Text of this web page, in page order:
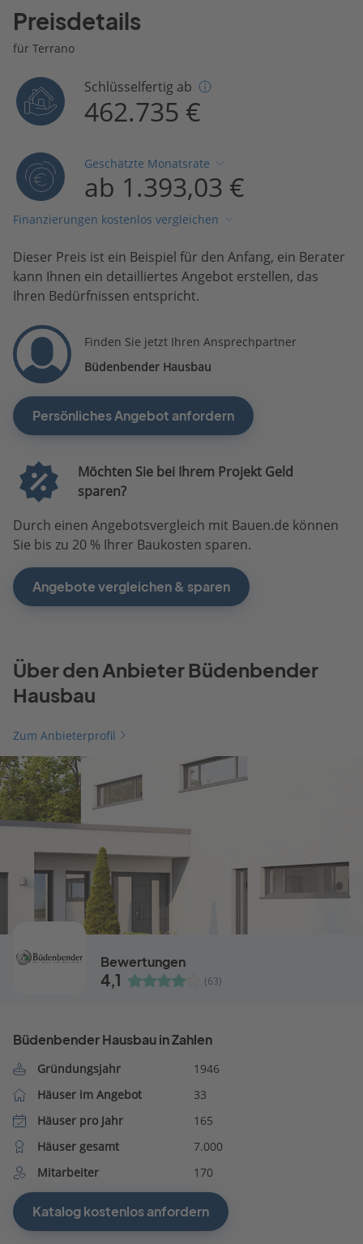
Preisdetails
für Terrano
Schlüsselfertig ab
462.735 €
Geschätzte Monatsrate
ab 1.393,03 €
Finanzierungen kostenlos vergleichen
Dieser Preis ist ein Beispiel für den Anfang, ein Berater
kann Ihnen ein detailliertes Angebot erstellen, das
Ihren Bedürfnissen entspricht.
Finden Sie jetzt Ihren Ansprechpartner
Büdenbender Hausbau
Persönliches Angebot anfordern
Möchten Sie bei Ihrem Projekt Geld
sparen?
Durch einen Angebotsvergleich mit Bauen.de können
Sie bis zu 20 % Ihrer Baukosten sparen.
Angebote vergleichen & sparen
Über den Anbieter Büdenbender
Hausbau
Zum Anbieterprofil
Bewertungen
4,1 (63)
Büdenbender Hausbau in Zahlen
Gründungsjahr
1946
Häuser im Angebot
33
Häuser pro Jahr
165
Häuser gesamt
7.000
Mitarbeiter
170
Katalog kostenlos anfordern